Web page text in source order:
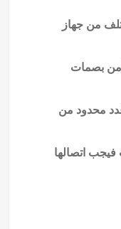
من جهاز
من بصمات
محدود من
فيجب اتصالها